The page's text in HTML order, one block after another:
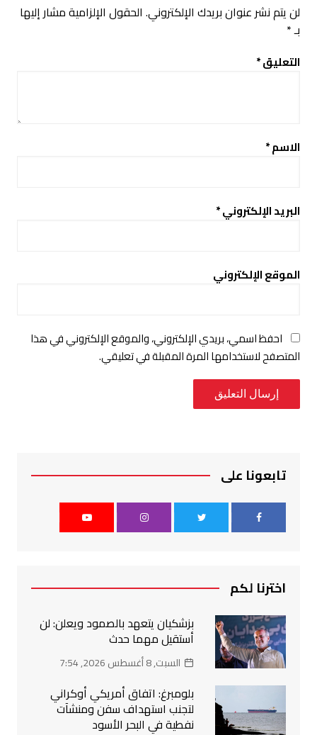
لن يتم نشر عنوان بريدك الإلكتروني. الحقول الإلزامية مشار إليها
بـ*
التعليق*
الاسم*
البريد الإلكتروني*
الموقع الإلكتروني
احفظ اسمي، بريدي الإلكتروني، والموقع الإلكتروني في هذا
المتصفح لاستخدامها المرة المقبلة في تعليقي.
تابعونا على
اخترنا لكم
بزشكيان يتعهد بالصمود ويعلن: لن
أستقيل مهما حدث
السبت, 8 أغسطس 2026, 7:54
بلومبرغ: اتفاق أمريكي أوكراني
لتجنب استهداف سفن ومنشآت
نفطية في البحر الأسود